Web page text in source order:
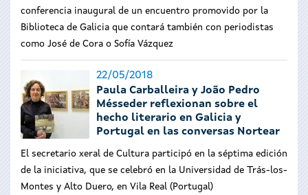
conferencia inaugural de un encuentro promovido por la
Biblioteca de Galicia que contará también con periodistas
como José de Cora o Sofía Vázquez
22/05/2018
Paula Carballeira y João Pedro
Mésseder reflexionan sobre el
hecho literario en Galicia y
Portugal en las conversas Nortear
El secretario xeral de Cultura participó en la séptima edición
de la iniciativa, que se celebró en la Universidad de Trás-los-
Montes y Alto Duero, en Vila Real (Portugal)